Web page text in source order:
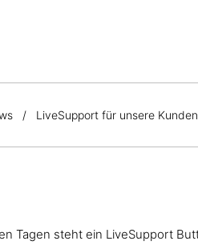
/ LiveSupport für unsere Kunden
Tagen steht ein LiveSupport